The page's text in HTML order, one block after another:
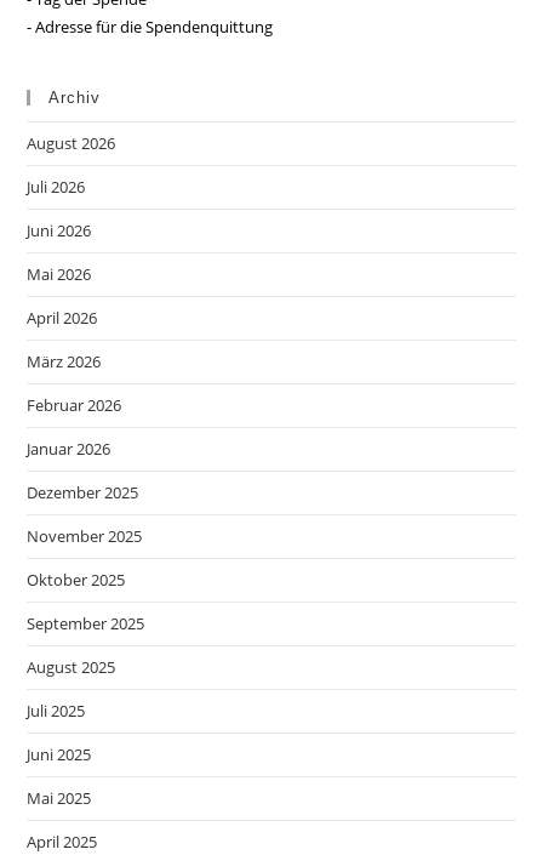
- Adresse für die Spendenquittung
Archiv
August 2026
Juli 2026
Juni 2026
Mai 2026
April 2026
März 2026
Februar 2026
Januar 2026
Dezember 2025
November 2025
Oktober 2025
September 2025
August 2025
Juli 2025
Juni 2025
Mai 2025
April 2025